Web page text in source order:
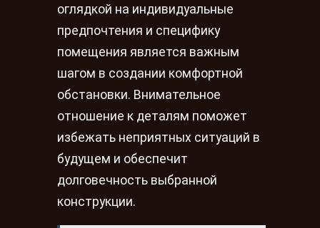
оглядкой на индивидуальные
предпочтения и специфику
помещения является важным
шагом в создании комфортной
обстановки. Внимательное
отношение к деталям поможет
избежать неприятных ситуаций в
будущем и обеспечит
долговечность выбранной
конструкции.